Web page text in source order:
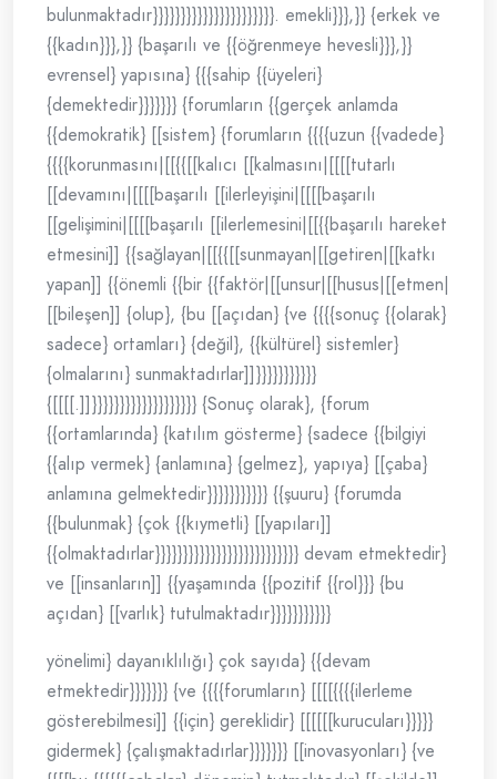
bulunmaktadır}}}}}}}}}}}}}}}}}}}}}}. emekli}}},}} {erkek ve
{{kadın}}},}} {başarılı ve {{öğrenmeye hevesli}}},}}
evrensel} yapısına} {{{sahip {{üyeleri}
{demektedir}}}}}}} {forumların {{gerçek anlamda
{{demokratik} [[sistem} {forumların {{{{uzun {{vadede}
{{{{korunmasını|[[{{[[kalıcı [[kalmasını|[[[[tutarlı
[[devamını|[[[[başarılı [[ilerleyişini|[[[[başarılı
[[gelişimini|[[[[başarılı [[ilerlemesini|[[{{başarılı hareket
etmesini]] {{sağlayan|[[{{[[sunmayan|[[getiren|[[katkı
yapan]] {{önemli {{bir {{faktör|[[unsur|[[husus|[[etmen|
[[bileşen]] {olup}, {bu [[açıdan} {ve {{{{sonuç {{olarak}
sadece} ortamları} {değil}, {{kültürel} sistemler}
{olmalarını} sunmaktadırlar]]}}}}}}}}}}}
{[[[[.]]}}}}}}}}}}}}}}}}}}} {Sonuç olarak}, {forum
{{ortamlarında} {katılım gösterme} {sadece {{bilgiyi
{{alıp vermek} {anlamına} {gelmez}, yapıya} [[çaba}
anlamına gelmektedir}}}}}}}}}}} {{şuuru} {forumda
{{bulunmak} {çok {{kıymetli} [[yapıları]]
{{olmaktadırlar}}}}}}}}}}}}}}}}}}}}}}}}}} devam etmektedir}
ve [[insanların]] {{yaşamında {{pozitif {{rol}}} {bu
açıdan} [[varlık} tutulmaktadır}}}}}}}}}}}
yönelimi} dayanıklılığı} çok sayıda} {{devam
etmektedir}}}}}}} {ve {{{{forumların} [[[[{{{{ilerleme
gösterebilmesi]] {{için} gereklidir} [[[[[[kurucuları}}}}}
gidermek} {çalışmaktadırlar}}}}}}} [[inovasyonları} {ve